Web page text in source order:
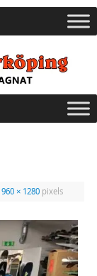
960 × 1280pixels